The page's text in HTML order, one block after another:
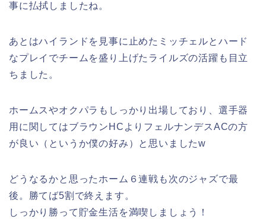
事に払拭しましたね。
あとはハイランドを見事に止めたミッチェルとハード
なプレイでチームを盛り上げたライルズの活躍も目立
ちました。
ホームスやオクパラもしっかり出場しており、選手器
用に関してはブラウンHCよりフェルナンデスACの方
が良い（というか僕の好み）と思いましたw
どうなるかと思ったホーム６連戦も次のジャズで最
後。勝てば5割で終えます。
しっかり勝って貯金生活を満喫しましょう！